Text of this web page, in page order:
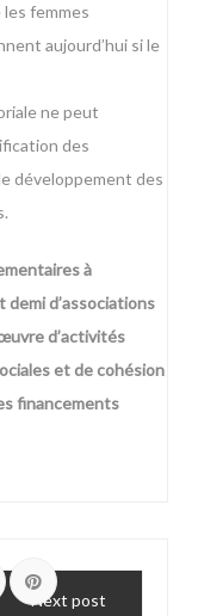
femmes
aujourd’hui si le
ne peut
des
développement des
à
demi d’associations
d’activités
et de cohésion
financements
Next post